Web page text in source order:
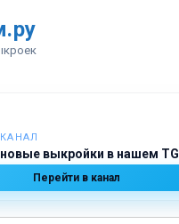
выкройки в нашем TG
Перейти в канал